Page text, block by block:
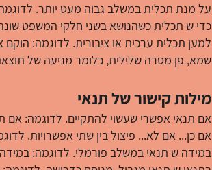
על מנת תכלית במשלב גבוה מעט יותר.
כדי ש תכלית כשהנושא בשני חלקי המשפט
למען תכלית ערכית או ציבורית. לדוגמה: הוקם
שמא, פן מטרה שלילית, כלומר מניעה של
מילות קישור של תנאי
אם תנאי אפשרי שעשוי להתקיים. לדוגמה: אם
אם כן... אם לא... פיצול בין שתי אפשרויות.
במידה ש תנאי במשלב פורמלי. לדוגמה: